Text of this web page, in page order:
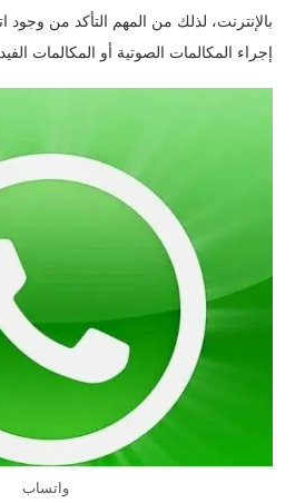
بالإنترنت، لذلك من المهم التأكد من وجود
إجراء المكالمات الصوتية أو المكالمات
واتساب